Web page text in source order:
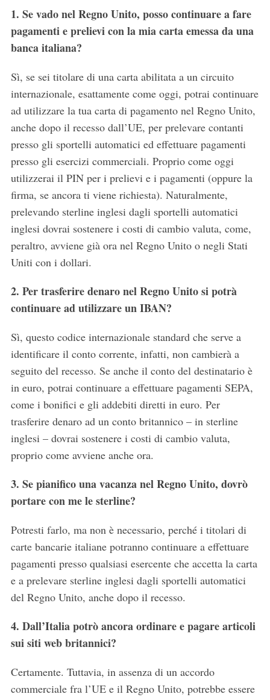
1. Se vado nel Regno Unito, posso continuare a fare
pagamenti e prelievi con la mia carta emessa da una
banca italiana?
Sì, se sei titolare di una carta abilitata a un circuito
internazionale, esattamente come oggi, potrai continuare
ad utilizzare la tua carta di pagamento nel Regno Unito,
anche dopo il recesso dall’UE, per prelevare contanti
presso gli sportelli automatici ed effettuare pagamenti
presso gli esercizi commerciali. Proprio come oggi
utilizzerai il PIN per i prelievi e i pagamenti (oppure la
firma, se ancora ti viene richiesta). Naturalmente,
prelevando sterline inglesi dagli sportelli automatici
inglesi dovrai sostenere i costi di cambio valuta, come,
peraltro, avviene già ora nel Regno Unito o negli Stati
Uniti con i dollari.
2. Per trasferire denaro nel Regno Unito si potrà
continuare ad utilizzare un IBAN?
Sì, questo codice internazionale standard che serve a
identificare il conto corrente, infatti, non cambierà a
seguito del recesso. Se anche il conto del destinatario è
in euro, potrai continuare a effettuare pagamenti SEPA,
come i bonifici e gli addebiti diretti in euro. Per
trasferire denaro ad un conto britannico – in sterline
inglesi – dovrai sostenere i costi di cambio valuta,
proprio come avviene anche ora.
3. Se pianifico una vacanza nel Regno Unito, dovrò
portare con me le sterline?
Potresti farlo, ma non è necessario, perché i titolari di
carte bancarie italiane potranno continuare a effettuare
pagamenti presso qualsiasi esercente che accetta la carta
e a prelevare sterline inglesi dagli sportelli automatici
del Regno Unito, anche dopo il recesso.
4. Dall’Italia potrò ancora ordinare e pagare articoli
sui siti web britannici?
Certamente. Tuttavia, in assenza di un accordo
commerciale fra l’UE e il Regno Unito, potrebbe essere